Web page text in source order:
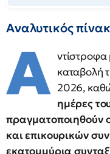
Αναλυτικός
Α ντίστροφα
καταβολή
2026,
ημέρες
πραγματοποιηθούν
και επικουρικών
εκατομμύρια